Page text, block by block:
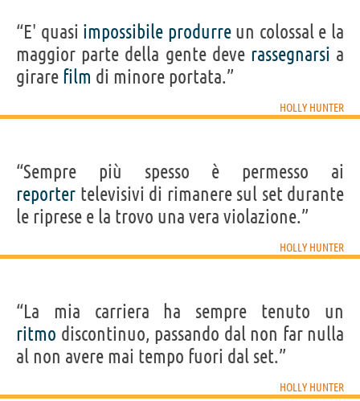
“E' quasi impossibile produrreun colossal e la
maggior parte della gente deve rassegnarsi a
girare film di minore portata.”
HOLLY HUNTER
“Sempre più spesso è permesso ai
reporter televisivi di rimanere sul set durante
le riprese e la trovo una vera violazione.”
HOLLY HUNTER
“La mia carriera ha sempre tenuto un
ritmo discontinuo, passando dal non far nulla
al non avere mai tempo fuori dal set.”
HOLLY HUNTER